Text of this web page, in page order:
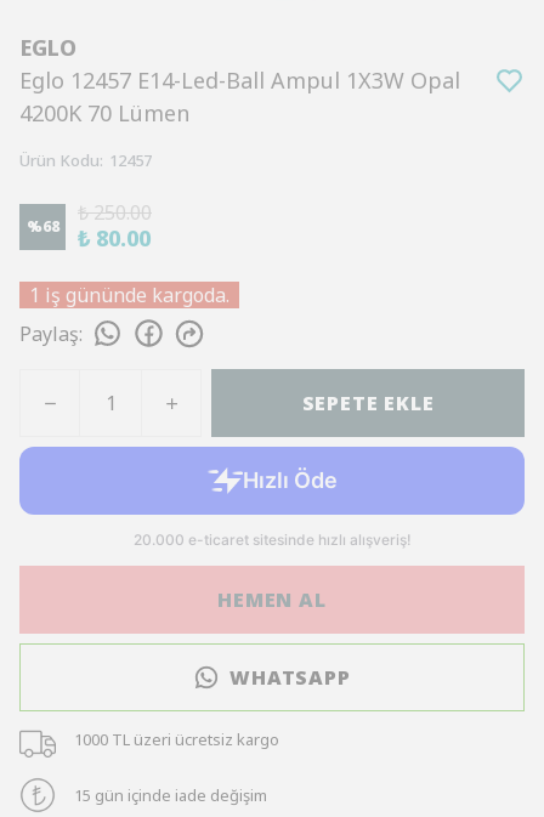
EGLO
Eglo 12457 E14-Led-Ball Ampul 1X3W Opal
4200K 70 Lümen
Ürün Kodu: 12457
%68
₺ 250.00
₺ 80.00
1 iş gününde kargoda.
Paylaş:
SEPETE EKLE
HEMEN AL
WHATSAPP
1000 TL üzeri ücretsiz kargo
15 gün içinde iade değişim